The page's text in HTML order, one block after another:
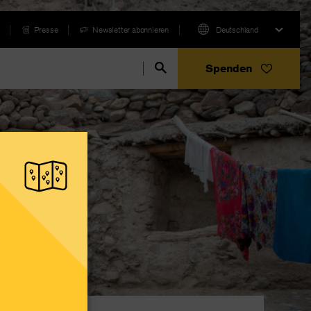
Presse Newsletter abonnieren Deutschland
Spenden